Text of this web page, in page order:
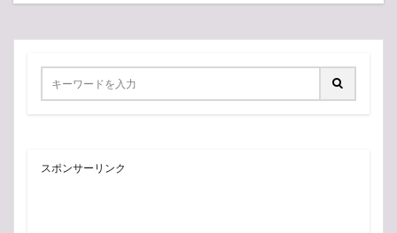
スポンサーリンク